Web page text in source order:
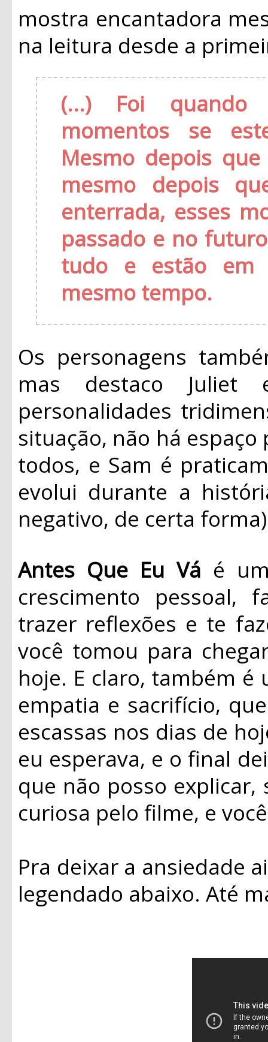
mostra encantadora
na leitura desde a
(...) Foi quando
momentos se
Mesmo depois
mesmo depois
enterrada, esses
passado e no
tudo e estão em
mesmo tempo.
Os personagens
mas destaco Juliet
personalidades
situação, não há
todos, e Sam é
evolui durante a
negativo, de certa
Antes Que Eu Vá é
crescimento pessoal,
trazer reflexões e te
você tomou para
hoje. E claro, também
empatia e sacrifício,
escassas nos dias de
eu esperava, e o final
que não posso explicar,
curiosa pelo filme, e
Pra deixar a ansiedade
legendado abaixo. Até